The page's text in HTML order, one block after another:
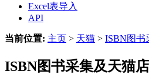
Excel表导入
API
当前位置: 主页 > 天猫 > ISBN图书
ISBN图书采集及天猫